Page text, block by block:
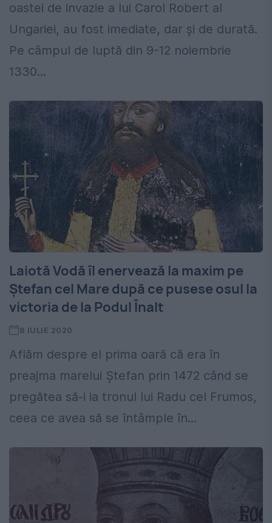
oastei de invazie a lui Carol Robert al
Ungariei, au fost imediate, dar şi de durată.
Pe câmpul de luptă din 9-12 noiembrie
1330...
Laiotă Vodă îl enervează la maxim pe
Ștefan cel Mare după ce pusese osul la
victoria de la Podul Înalt
8 IULIE 2020
Aflăm despre el prima oară că era în
preajma marelui Ștefan prin 1472 când se
pregătea să-i ia tronul lui Radu cel Frumos,
ceea ce avea să se întâmple în...